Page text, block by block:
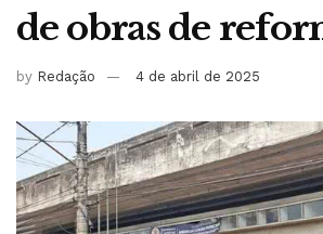
de obras de
by Redação 4 de abril de 2025